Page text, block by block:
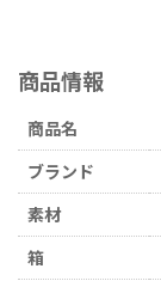
商品情報
商品名
ブランド
素材
箱